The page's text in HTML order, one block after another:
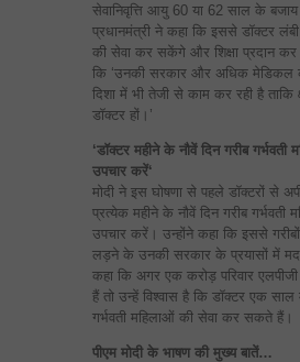
सेवानिवृत्ति आयु 60 या 62 साल के बजाय
प्रधानमंत्री ने कहा कि इससे डॉक्टर
की सेवा कर सकेंगे और शिक्षा प्रदान
कि ‘उनकी सरकार और अधिक मेडिकल
दिशा में भी तेजी से काम कर रही है
डॉक्टर हों।’
‘डॉक्‍टर महीने के नौवें दिन गरीब
उपचार करें‘
मोदी ने इस घोषणा से पहले डॉक्टरों से
प्रत्येक महीने के नौवें दिन गरीब गर्भवती
उपचार करें। उन्होंने कहा कि इससे गरीबों
लड़ने के उनकी सरकार के प्रयासों में
कहा कि अगर एक करोड़ परिवार
हैं तो उन्हें विश्वास है कि डॉक्टर एक साल
गर्भवती महिलाओं की सेवा कर सकते हैं।
पीएम मोदी के भाषण की मुख्‍य बातें…